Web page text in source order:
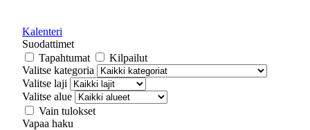
Kalenteri
Suodattimet
Tapahtumat
Kilpailut
Valitse kategoria
Valitse laji
Valitse alue
Vain tulokset
Vapaa haku